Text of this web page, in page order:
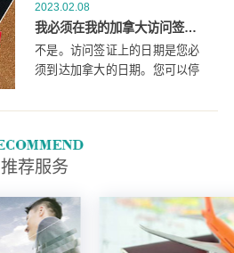
2023.02.08
我必须在我的加拿大访问签证的有效日期前离开加拿大吗？
不是。访问签证上的日期是您必
须到达加拿大的日期。您可以停
由加拿大海关决定。由海关决定
推荐服务